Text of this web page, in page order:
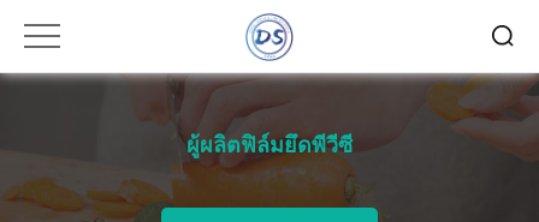
ผู้ผลิตฟิล์มยึดพีวีซี